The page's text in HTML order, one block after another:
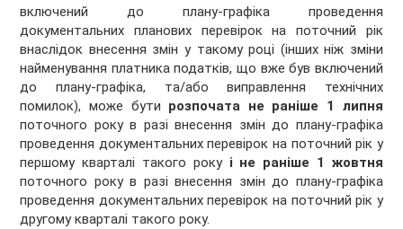
включений до плану-графіка проведення
документальних планових перевірок на поточний рік
внаслідок внесення змін у такому році (інших ніж зміни
найменування платника податків, що вже був включений
до плану-графіка, та/або виправлення технічних
помилок), може бути розпочата не раніше 1 липня
поточного року в разі внесення змін до плану-графіка
проведення документальних перевірок на поточний рік у
першому кварталі такого року і не раніше 1 жовтня
поточного року в разі внесення змін до плану-графіка
проведення документальних перевірок на поточний рік у
другому кварталі такого року.